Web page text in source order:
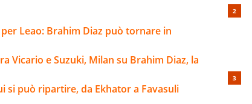
Leao: Brahim Diaz può tornare in
Vicario e Suzuki, Milan su Brahim Diaz, la
si può ripartire, da Ekhator a Favasuli